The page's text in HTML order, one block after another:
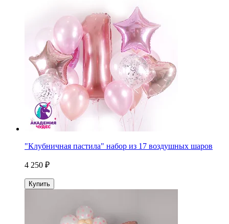
"Клубничная пастила" набор из 17 воздушных шаров
4 250 ₽
Купить